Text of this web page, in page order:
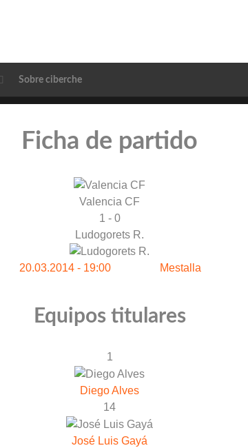
Sobre ciberche
Ficha de partido
Valencia CF
1 - 0
Ludogorets R.
20.03.2014 - 19:00 Mestalla
Equipos titulares
1
Diego Alves
14
José Luis Gayá